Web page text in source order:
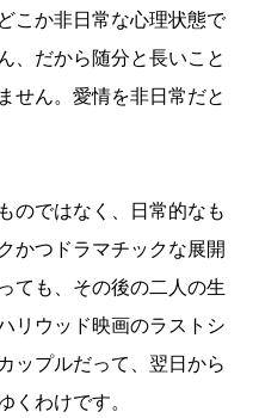
こか非日常な心理状態で
、だから随分と長いこと
せん。愛情を非日常だと
のではなく、日常的なも
かつドラマチックな展開
ても、その後の二人の生
リウッド映画のラストシ
ップルだって、翌日から
くわけです。